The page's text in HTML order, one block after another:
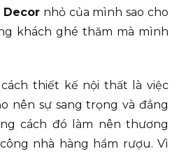
Decor nhỏ của mình sao cho
khách ghé thăm mà mình
thiết kế nội thất là việc
nên sự sang trọng và đẳng
cách đó làm nên thương
nhà hàng hầm rượu. Vì